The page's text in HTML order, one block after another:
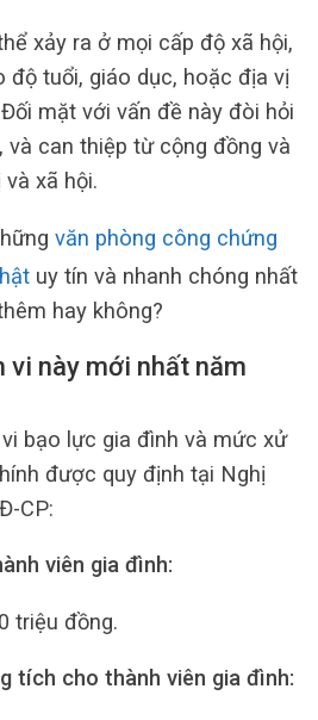
xảy ra ở mọi cấp độ xã hội,
độ tuổi, giáo dục, hoặc địa vị
mặt với vấn đề này đòi hỏi
và can thiệp từ cộng đồng và
xã hội.
văn phòng công chứng
uy tín và nhanh chóng nhất
hay không?
vi này mới nhất năm
bạo lực gia đình và mức xử
được quy định tại Nghị
CP:
viên gia đình:
triệu đồng.
tích cho thành viên gia đình: